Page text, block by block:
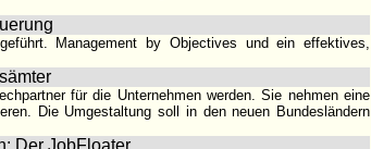
Management by Objectives und ein effektives,
für die Unternehmen werden. Sie nehmen eine
Die Umgestaltung soll in den neuen Bundesländern
Der JobFloater